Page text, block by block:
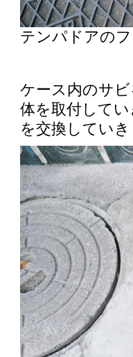
テンパドアの
ケース内のサ
体を取付して
を交換してい